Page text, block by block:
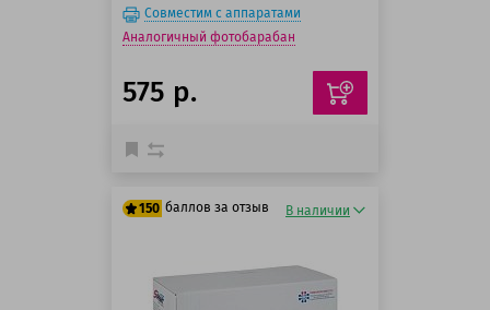
Совместим с аппаратами
Аналогичный фотобарабан
575 р.
150 баллов за отзыв
150 баллов
В наличии